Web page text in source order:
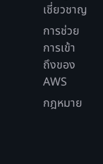
เชี่ยวชาญ
การช่วย
การเข้า
ถึงของ
AWS
กฎหมาย